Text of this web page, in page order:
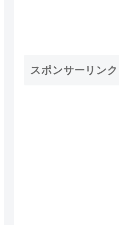
スポンサーリンク